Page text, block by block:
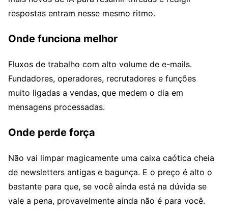
respostas entram nesse mesmo ritmo.
Onde funciona melhor
Fluxos de trabalho com alto volume de e-mails.
Fundadores, operadores, recrutadores e funções
muito ligadas a vendas, que medem o dia em
mensagens processadas.
Onde perde força
Não vai limpar magicamente uma caixa caótica cheia
de newsletters antigas e bagunça. E o preço é alto o
bastante para que, se você ainda está na dúvida se
vale a pena, provavelmente ainda não é para você.